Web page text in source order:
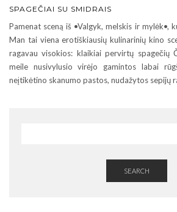
SPAGEČIAI SU SMIDRAIS
Pamenat sceną iš •Valgyk, melskis ir mylėk•,
Man tai viena erotiškiausių kulinarinių kino
ragavau visokios: klaikiai pervirtų spagečių
meile nusivylusio virėjo gamintos labai
neįtikėtino skanumo pastos, nudažytos sepijų
SEARCH